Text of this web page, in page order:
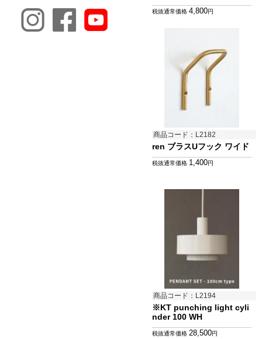
税抜通常価格 4,800円
商品コード：L2182
ren ブラスUフック ワイド
税抜通常価格 1,400円
商品コード：L2194
※KT punching light cyli
nder 100 WH
税抜通常価格 28,500円